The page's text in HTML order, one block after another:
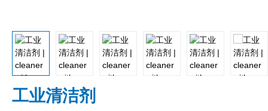
工业清洁剂